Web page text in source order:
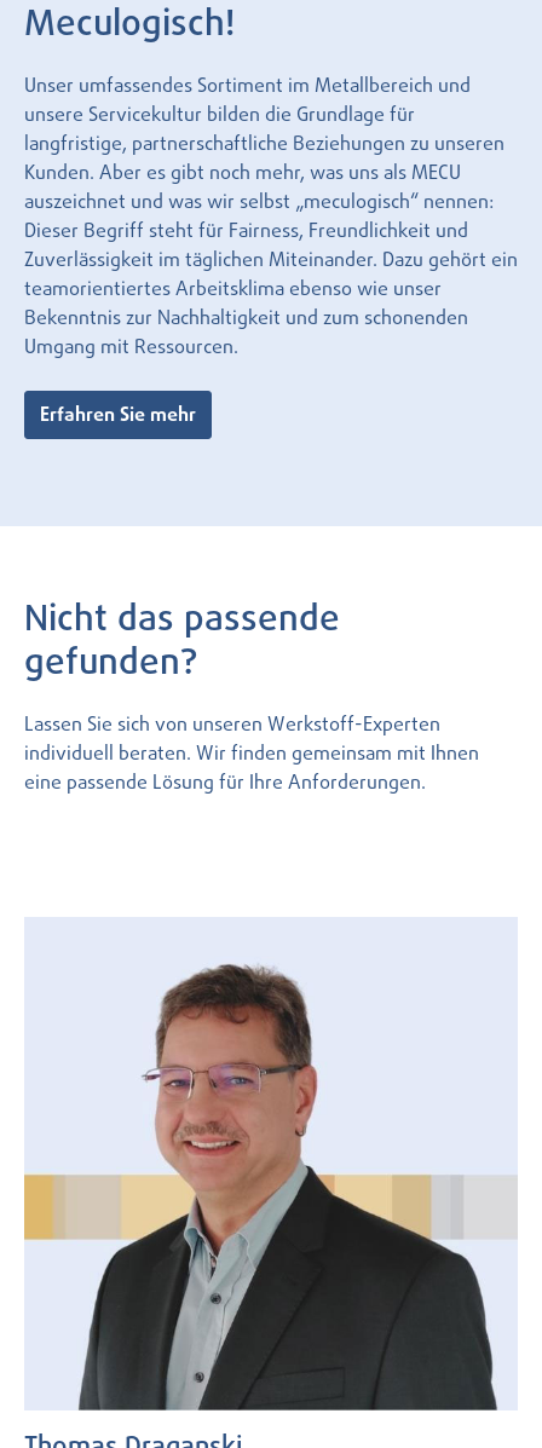
Meculogisch!
Unser umfassendes Sortiment im Metallbereich und
unsere Servicekultur bilden die Grundlage für
langfristige, partnerschaftliche Beziehungen zu unseren
Kunden. Aber es gibt noch mehr, was uns als MECU
auszeichnet und was wir selbst „meculogisch“ nennen:
Dieser Begriff steht für Fairness, Freundlichkeit und
Zuverlässigkeit im täglichen Miteinander. Dazu gehört ein
teamorientiertes Arbeitsklima ebenso wie unser
Bekenntnis zur Nachhaltigkeit und zum schonenden
Umgang mit Ressourcen.
Erfahren Sie mehr
Nicht das passende
gefunden?
Lassen Sie sich von unseren Werkstoff-Experten
individuell beraten. Wir finden gemeinsam mit Ihnen
eine passende Lösung für Ihre Anforderungen.